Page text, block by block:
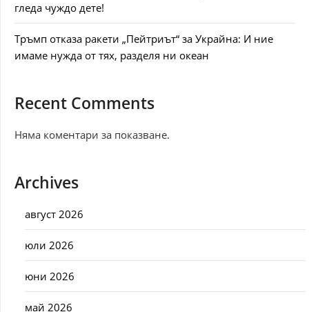
гледа чуждо дете!
Тръмп отказа ракети „Пейтриът“ за Украйна: И ние
имаме нужда от тях, разделя ни океан
Recent Comments
Няма коментари за показване.
Archives
август 2026
юли 2026
юни 2026
май 2026